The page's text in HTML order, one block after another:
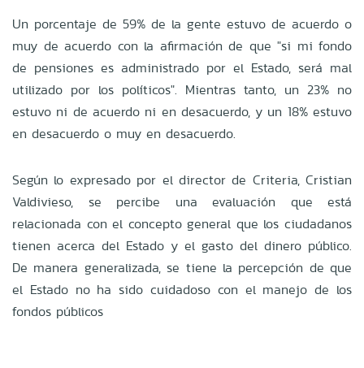
Un porcentaje de 59% de la gente estuvo de acuerdo o
muy de acuerdo con la afirmación de que "si mi fondo
de pensiones es administrado por el Estado, será mal
utilizado por los políticos". Mientras tanto, un 23% no
estuvo ni de acuerdo ni en desacuerdo, y un 18% estuvo
en desacuerdo o muy en desacuerdo.
Según lo expresado por el director de Criteria, Cristian
Valdivieso, se percibe una evaluación que está
relacionada con el concepto general que los ciudadanos
tienen acerca del Estado y el gasto del dinero público.
De manera generalizada, se tiene la percepción de que
el Estado no ha sido cuidadoso con el manejo de los
fondos públicos